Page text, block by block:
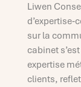
Liwen
sur la
cabinet
expertise
clients,